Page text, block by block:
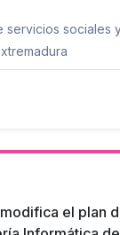
servicios sociales
el plan